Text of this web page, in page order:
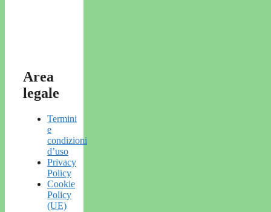
Area
legale
Termini
e
condizioni
d’uso
Privacy
Policy
Cookie
Policy
(UE)